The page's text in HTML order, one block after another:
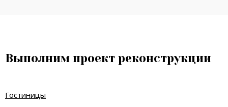
Выполним проект реконструкции
Гостиницы